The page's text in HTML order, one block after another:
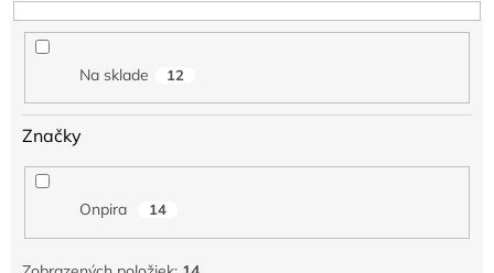
d
Na sklade 12
Značky
Onpira 14